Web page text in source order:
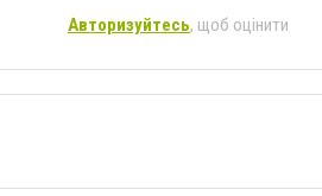
Авторизуйтесь, щоб оцінити